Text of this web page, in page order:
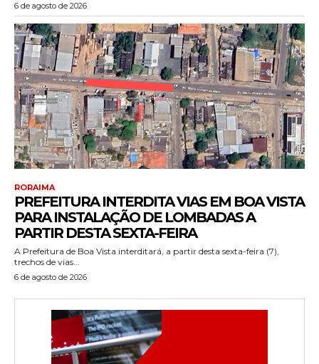
6 de agosto de 2026
RORAIMA
PREFEITURA INTERDITA VIAS EM BOA VISTA
PARA INSTALAÇÃO DE LOMBADAS A
PARTIR DESTA SEXTA-FEIRA
A Prefeitura de Boa Vista interditará, a partir desta sexta-feira (7),
trechos de vias...
6 de agosto de 2026